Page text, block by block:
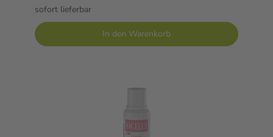
sofort lieferbar
In den Warenkorb